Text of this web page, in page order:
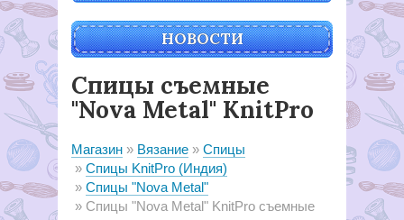
НОВОСТИ
Спицы съемные
"Nova Metal" KnitPro
Магазин Вязание
Спицы
Спицы KnitPro (Индия)
Спицы "Nova Metal"
Спицы "Nova Metal" KnitPro съемные